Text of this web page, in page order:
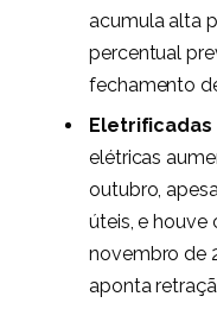
acumula alta
percentual
fechamento
Eletrificadas
elétricas
outubro,
úteis, e
novembro de
aponta